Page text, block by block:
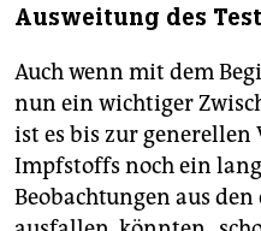
Ausweitung des
Auch wenn mit dem
nun ein wichtiger
ist es bis zur
Impfstoffs noch ein
Beobachtungen aus